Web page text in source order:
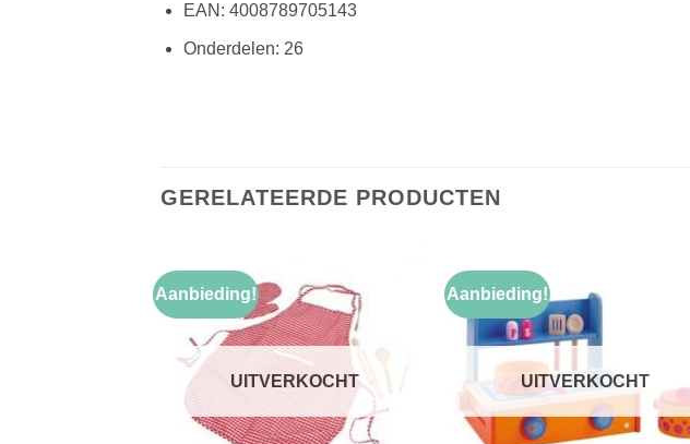
EAN: 4008789705143
Onderdelen: 26
GERELATEERDE PRODUCTEN
Aanbieding!
Toevoegen
verlanglijst
UITVERKOCHT
Aanbieding!
UITVERKOCHT